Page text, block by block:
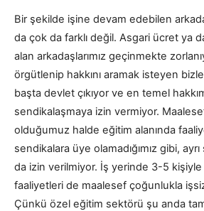
Bir şekilde işine devam edebilen
da çok da farklı değil. Asgari ücret ya
alan arkadaşlarımız geçinmekte
örgütlenip hakkını aramak isteyen
başta devlet çıkıyor ve en temel
sendikalaşmaya izin vermiyor.
olduğumuz halde eğitim alanında
sendikalara üye olamadığımız gibi,
da izin verilmiyor. İş yerinde 3-5 kişiyle
faaliyetleri de maalesef çoğunlukla
Çünkü özel eğitim sektörü şu anda